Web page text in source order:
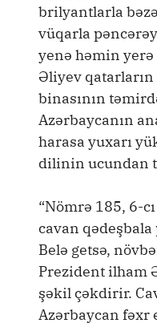
brilyantlarla
vüqarla
yenə həmin
Əliyev
binasının
Azərbaycanın
harasa yuxarı
dilinin ucundan
“Nömrə 185, 6-
cavan qədeşbala
Belə getsə,
Prezident ilham
şəkil çəkdirir.
Azərbaycan fəxr